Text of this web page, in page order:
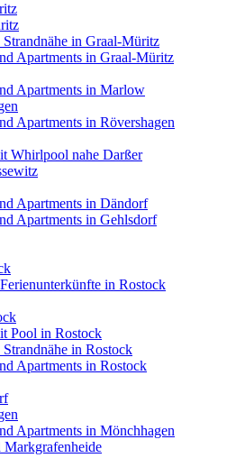
in Graal-Müritz
Apartments in Graal-Müritz
Apartments in Marlow
Apartments in Rövershagen
Whirlpool nahe Darßer
Apartments in Dändorf
Apartments in Gehlsdorf
in Rostock
Pool in Rostock
in Rostock
Apartments in Rostock
Apartments in Mönchhagen
Markgrafenheide